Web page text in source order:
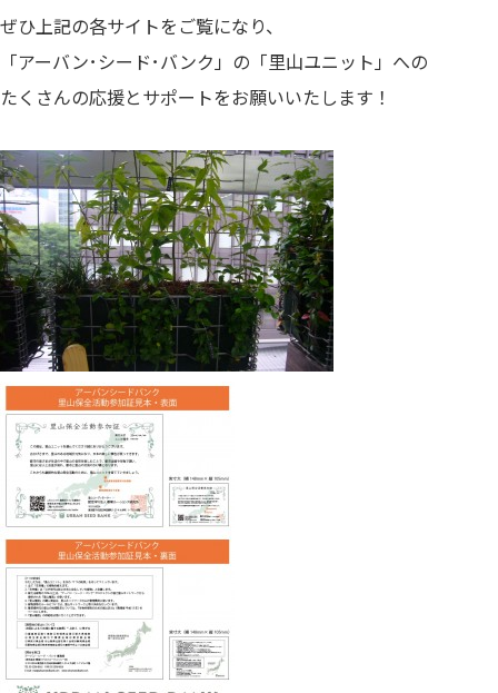
ぜひ上記の各サイトをご覧になり、
「アーバン･シード･バンク」の「里山ユニット」への
たくさんの応援とサポートをお願いいたします！